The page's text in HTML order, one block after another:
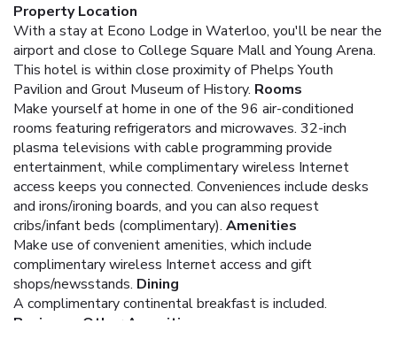
Property Location
With a stay at Econo Lodge in Waterloo, you'll be near the
airport and close to College Square Mall and Young Arena.
This hotel is within close proximity of Phelps Youth
Pavilion and Grout Museum of History. Rooms
Make yourself at home in one of the 96 air-conditioned
rooms featuring refrigerators and microwaves. 32-inch
plasma televisions with cable programming provide
entertainment, while complimentary wireless Internet
access keeps you connected. Conveniences include desks
and irons/ironing boards, and you can also request
cribs/infant beds (complimentary). Amenities
Make use of convenient amenities, which include
complimentary wireless Internet access and gift
shops/newsstands. Dining
A complimentary continental breakfast is included.
Business, Other Amenities